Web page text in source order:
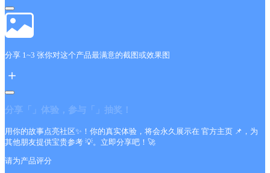
分享 1~3 张你对这个产品最满意的截图或效果图
分享「 」体验，参与「 」抽奖！
用你的故事点亮社区✨！你的真实体验，将会永久展示在 官方主页 📌，为
其他朋友提供宝贵参考 💡。立即分享吧！🚀
请为产品评分